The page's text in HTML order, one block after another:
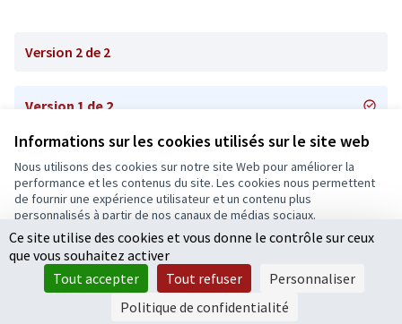
Informations sur les cookies utilisés sur le site web
Nous utilisons des cookies sur notre site Web pour améliorer la
performance et les contenus du site. Les cookies nous permettent
de fournir une expérience utilisateur et un contenu plus
personnalisés à partir de nos canaux de médias sociaux.
Tout accepter
Accepter seulement les cookies essentiels
Paramètres
Version 2 de 2
Version 1 de 2
Conditions d'utilisation
Paramètres des cookies
Ecrivons Angers sur X
(Lien externe)
Ecrivons Angers sur Facebook
(Lien externe)
logiciel libre Decidim
(Lien externe)
.
Licence
(Lien
Ce site utilise des cookies et vous donne le contrôle sur ceux
que vous souhaitez activer
Tout accepter
Tout refuser
Personnaliser
Politique de confidentialité